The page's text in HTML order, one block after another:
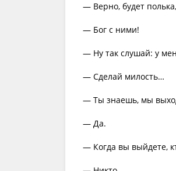
— Верно, будет
— Бог с ними!
— Ну так слушай: у
— Сделай милость…
— Ты знаешь, мы
— Да.
— Когда вы выйдете,